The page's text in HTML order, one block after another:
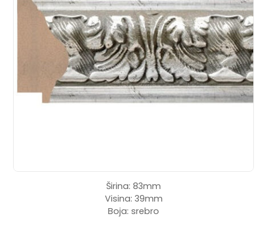
Širina: 83mm
Visina: 39mm
Boja: srebro